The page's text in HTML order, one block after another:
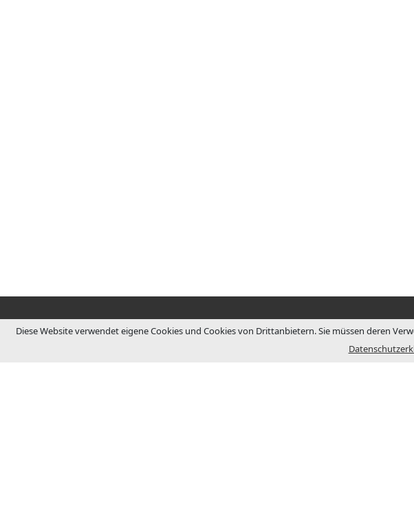
Diese Website verwendet eigene Cookies und Cookies von Drittanbietern. Sie müssen deren